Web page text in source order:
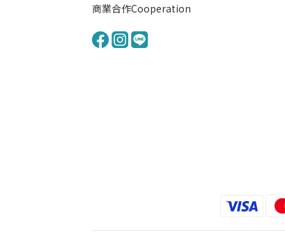
商業合作Cooperation